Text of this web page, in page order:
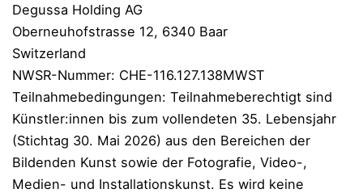
Degussa Holding AG
Oberneuhofstrasse 12, 6340 Baar
Switzerland
NWSR-Nummer: CHE-116.127.138MWST
Teilnahmebedingungen: Teilnahmeberechtigt sind
Künstler:innen bis zum vollendeten 35. Lebensjahr
(Stichtag 30. Mai 2026) aus den Bereichen der
Bildenden Kunst sowie der Fotografie, Video-,
Medien- und Installationskunst. Es wird keine